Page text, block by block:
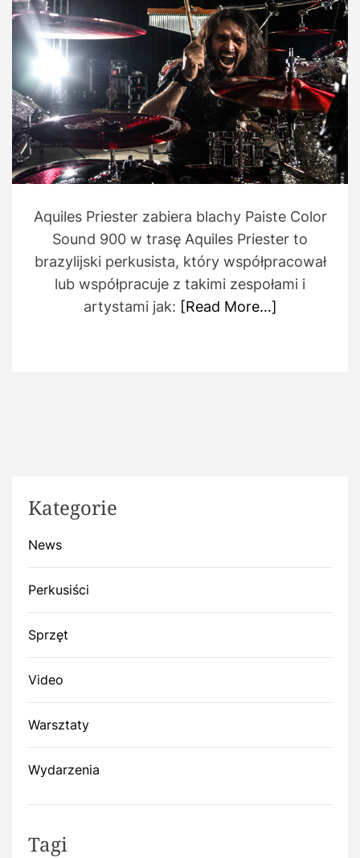
r
m
a
t
e
d
r
e
d
t
i
m
e
Aquiles Priester zabiera blachy Paiste Color
Sound 900 w trasę Aquiles Priester to
brazylijski perkusista, który współpracował
lub współpracuje z takimi zespołami i
artystami jak: [Read More…]
Kategorie
News
Perkusiści
Sprzęt
Video
Warsztaty
Wydarzenia
Tagi